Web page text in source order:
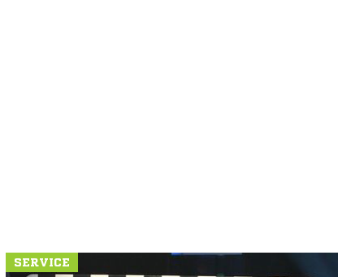
SERVICE